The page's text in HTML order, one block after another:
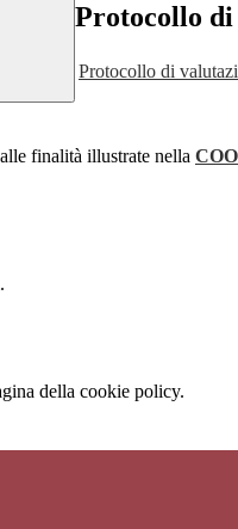
Protocollo
Protocollo di
finalità illustrate nella
della cookie policy.